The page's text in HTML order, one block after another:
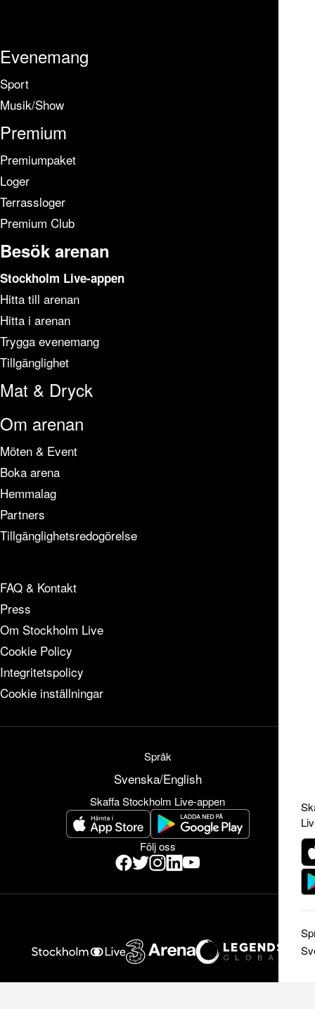
Evenemang
Sport
Musik/Show
Premium
Premiumpaket
Loger
Terrassloger
Premium Club
Besök arenan
Stockholm Live-appen
Hitta till arenan
Hitta i arenan
Trygga evenemang
Tillgänglighet
Mat & Dryck
Om arenan
Möten & Event
Boka arena
Hemmalag
Partners
Tillgänglighetsredogörelse
FAQ & Kontakt
Press
Om Stockholm Live
Cookie Policy
Integritetspolicy
Cookie inställningar
Språk
Svenska/English
Skaffa Stockholm Live-appen
Följ oss